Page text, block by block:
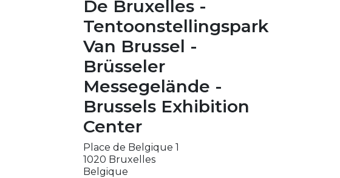
De Bruxelles -
Tentoonstellingspark
Van Brussel -
Brüsseler
Messegelände -
Brussels Exhibition
Center
Place de Belgique 1
1020 Bruxelles
Belgique